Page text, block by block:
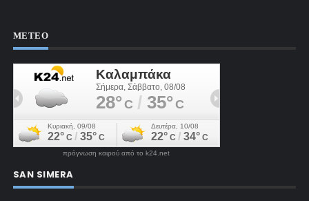
ΜΕΤΕΟ
πρόγνωση καιρού από το k24.net
SAN SIMERA